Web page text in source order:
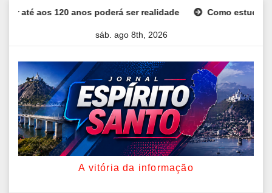
anos poderá ser realidade Como estudar para o Enem:
sáb. ago 8th, 2026
A vitória da informação